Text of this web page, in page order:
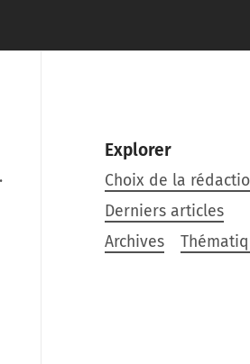
Explorer
Choix de la
Derniers articles
Archives